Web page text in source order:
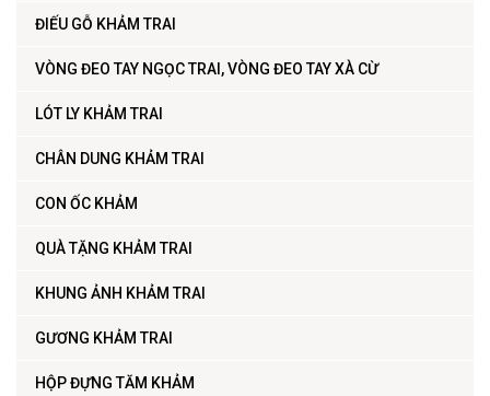
ĐIẾU GỖ KHẢM TRAI
VÒNG ĐEO TAY NGỌC TRAI, VÒNG ĐEO TAY XÀ CỪ
LÓT LY KHẢM TRAI
CHÂN DUNG KHẢM TRAI
CON ỐC KHẢM
QUÀ TẶNG KHẢM TRAI
KHUNG ẢNH KHẢM TRAI
GƯƠNG KHẢM TRAI
HỘP ĐỰNG TĂM KHẢM